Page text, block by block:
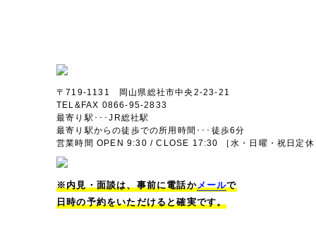
〒719-1131 岡山県総社市中央2-23-21
TEL&FAX 0866-95-2833
最寄り駅･･･JR総社駅
最寄り駅からの徒歩での所用時間･･･徒歩6分
営業時間 OPEN 9:30 / CLOSE 17:30 ［水・日曜・祝日定休
※内見・面談は、事前に電話かメールで
日時の予約をいただけると確実です。